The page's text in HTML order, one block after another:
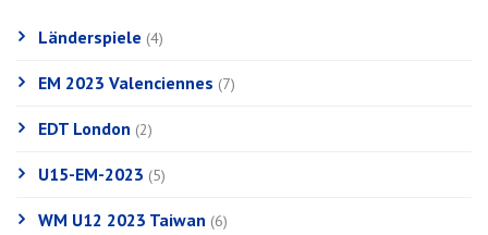
Länderspiele (4)
EM 2023 Valenciennes (7)
EDT London (2)
U15-EM-2023 (5)
WM U12 2023 Taiwan (6)